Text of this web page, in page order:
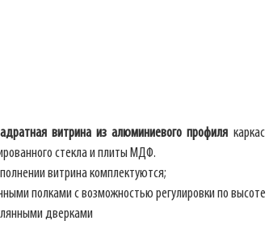
витрина из алюминиевого профиля
стекла и плиты МДФ.
витрина комплектуются;
полками с возможностью регулировки по высоте
дверками